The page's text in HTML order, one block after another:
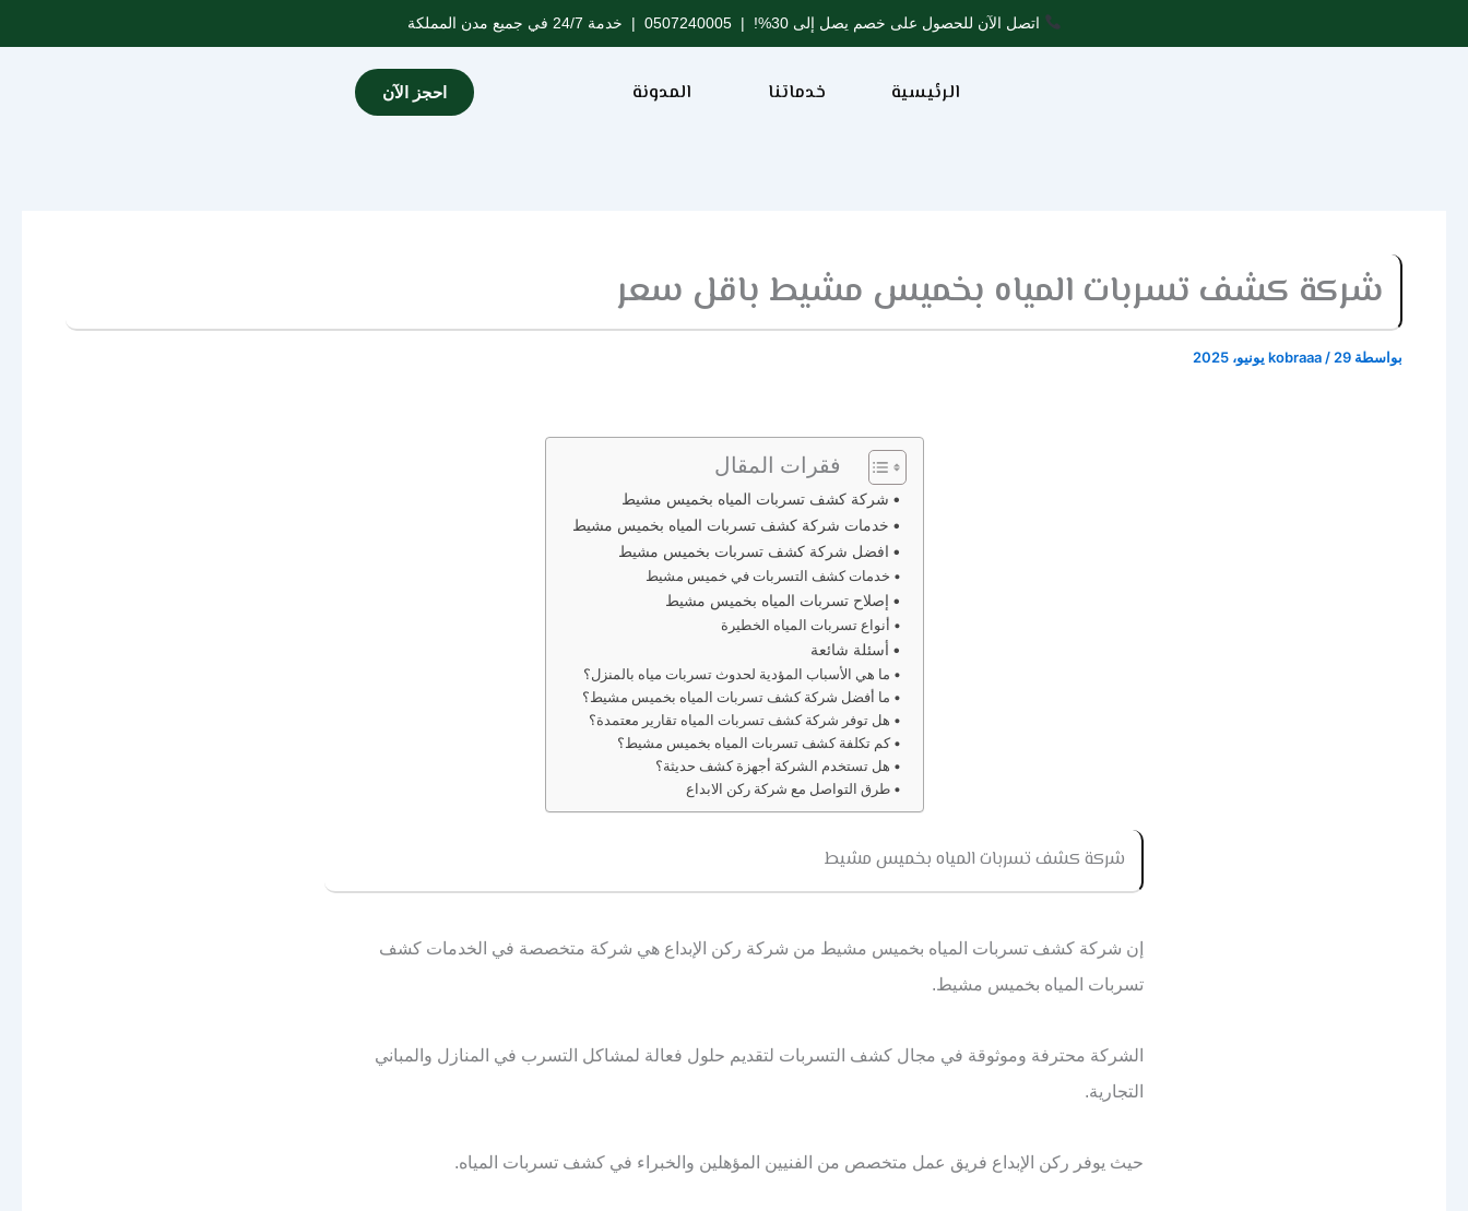
إلى
اتصل الآن للحصول على خصم يصل إلى 30%! | 0507240005 | خدمة 24/7 في جميع مدن المملكة
الرئيسية خدماتنا المدونة احجز الآن
شركة كشف تسربات المياه بخميس مشيط باقل سعر
بواسطة kobraaa / 29 يونيو، 2025
فقرات المقال
شركة كشف تسربات المياه بخميس مشيط
خدمات شركة كشف تسربات المياه بخميس مشيط
افضل شركة كشف تسربات بخميس مشيط
خدمات كشف التسربات في خميس مشيط
إصلاح تسربات المياه بخميس مشيط
أنواع تسربات المياه الخطيرة
أسئلة شائعة
ما هي الأسباب المؤدية لحدوث تسربات مياه بالمنزل؟
ما أفضل شركة كشف تسربات المياه بخميس مشيط؟
هل توفر شركة كشف تسربات المياه تقارير معتمدة؟
كم تكلفة كشف تسربات المياه بخميس مشيط؟
هل تستخدم الشركة أجهزة كشف حديثة؟
طرق التواصل مع شركة ركن الابداع
شركة كشف تسربات المياه بخميس مشيط
إن شركة كشف تسربات المياه بخميس مشيط من شركة ركن الإبداع هي شركة متخصصة في الخدمات كشف
تسربات المياه بخميس مشيط.
الشركة محترفة وموثوقة في مجال كشف التسربات لتقديم حلول فعالة لمشاكل التسرب في المنازل والمباني
التجارية.
حيث يوفر ركن الإبداع فريق عمل متخصص من الفنيين المؤهلين والخبراء في كشف تسربات المياه.